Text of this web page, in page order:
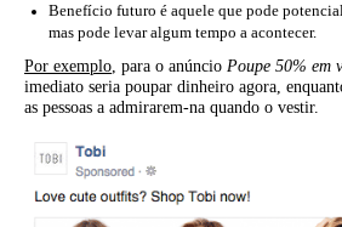
Benefício futuro é aquele que pode
mas pode levar algum tempo a acontecer.
Por exemplo, para o anúncio Poupe 50% em
imediato seria poupar dinheiro agora,
as pessoas a admirarem-na quando o vestir.